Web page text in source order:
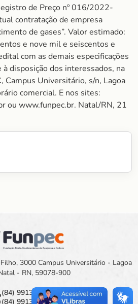
de Preço nº 016/2022-
contratação de empresa
de gases”. Valor estimado:
e nove mil e seiscentos e
com as demais especificações
disposição dos interessados, na
Campus Universitário, s/n, Lagoa
comercial. E nos sites:
ou www.funpec.br. Natal/RN, 21
3000 Campus Universitário - Lagoa
- RN, 59078-900
(84) 99133-4383
(84) 99133-4383